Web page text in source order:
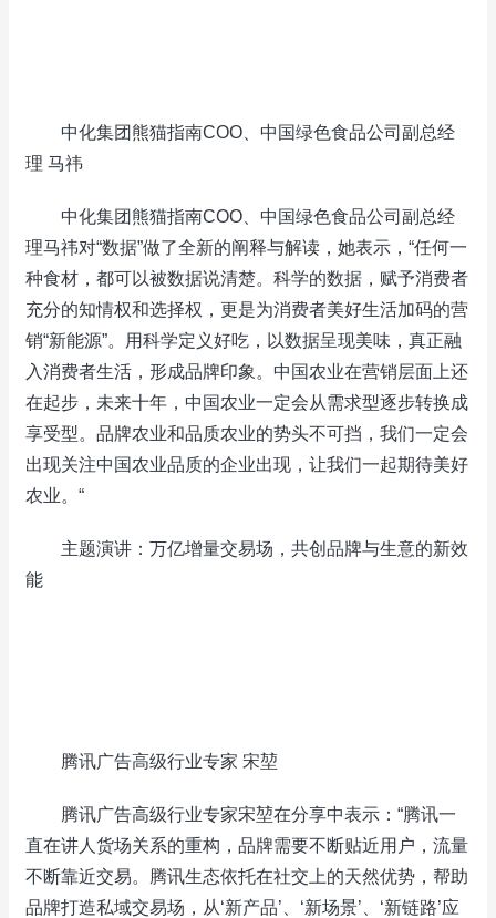
中化集团熊猫指南COO、中国绿色食品公司副总经
理 马祎
中化集团熊猫指南COO、中国绿色食品公司副总经
理马祎对“数据”做了全新的阐释与解读，她表示，“任何一
种食材，都可以被数据说清楚。科学的数据，赋予消费者
充分的知情权和选择权，更是为消费者美好生活加码的营
销“新能源”。用科学定义好吃，以数据呈现美味，真正融
入消费者生活，形成品牌印象。中国农业在营销层面上还
在起步，未来十年，中国农业一定会从需求型逐步转换成
享受型。品牌农业和品质农业的势头不可挡，我们一定会
出现关注中国农业品质的企业出现，让我们一起期待美好
农业。“
主题演讲：万亿增量交易场，共创品牌与生意的新效
能
腾讯广告高级行业专家 宋堃
腾讯广告高级行业专家宋堃在分享中表示：“腾讯一
直在讲人货场关系的重构，品牌需要不断贴近用户，流量
不断靠近交易。腾讯生态依托在社交上的天然优势，帮助
品牌打造私域交易场，从‘新产品’、‘新场景’、‘新链路’应